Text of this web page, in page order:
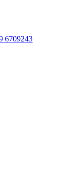
6709243